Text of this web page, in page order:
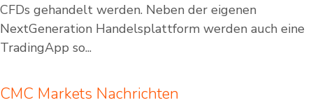
CFDs gehandelt werden. Neben der eigenen
NextGeneration Handelsplattform werden auch eine
TradingApp so...
CMC Markets Nachrichten